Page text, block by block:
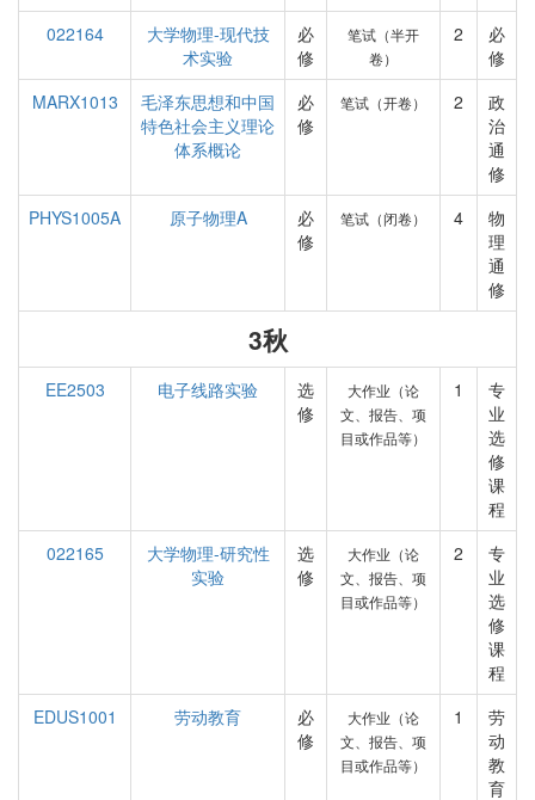
022164
大学物理-现代技
术实验
必
修
笔试（半开
卷）
2
必
修
MARX1013
毛泽东思想和中国
特色社会主义理论
体系概论
必
修
笔试（开卷） 2
政
治
通
修
PHYS1005A
原子物理A
必
修
笔试（闭卷） 4
物
理
通
修
3秋
EE2503 电子线路实验
选
修
大作业（论
文、报告、项
目或作品等）
1
专
业
选
修
课
程
022165
大学物理-研究性
实验
选
修
大作业（论
文、报告、项
目或作品等）
2
专
业
选
修
课
程
EDUS1001
劳动教育
必
修
大作业（论
文、报告、项
目或作品等）
1
劳
动
教
育